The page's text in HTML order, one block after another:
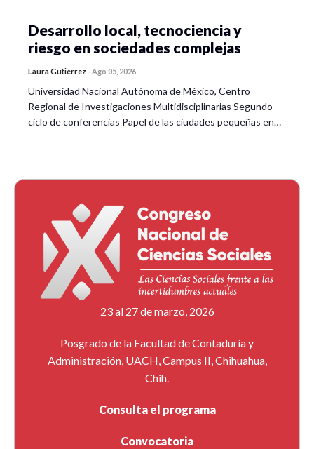
Desarrollo local, tecnociencia y
riesgo en sociedades complejas
Laura Gutiérrez -Ago 05, 2026
Universidad Nacional Autónoma de México, Centro
Regional de Investigaciones Multidisciplinarias Segundo
ciclo de conferencias Papel de las ciudades pequeñas en…
23 al 27 de marzo, 2026
Posgrado de la Facultad de Contaduría y
Administración, UACH, Campus II, Chihuahua,
Chih.
Consulta el programa
Convocatoria